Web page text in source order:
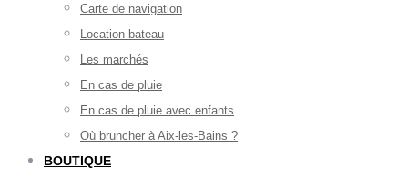
Carte de navigation
Location bateau
Les marchés
En cas de pluie
En cas de pluie avec enfants
Où bruncher à Aix-les-Bains ?
BOUTIQUE